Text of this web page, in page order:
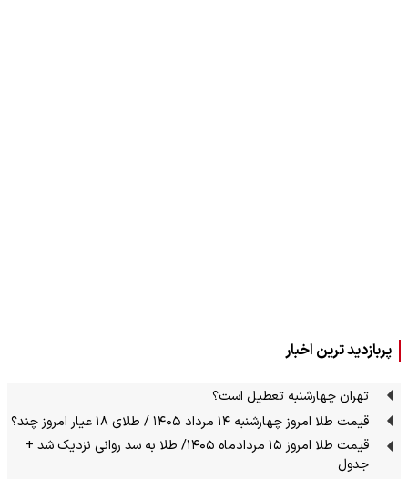
پربازدید ترین اخبار
تهران چهارشنبه تعطیل است؟
قیمت طلا امروز چهارشنبه ۱۴ مرداد ۱۴۰۵ / طلای ۱۸ عیار امروز چند؟
قیمت طلا امروز ۱۵ مردادماه ۱۴۰۵/ طلا به سد روانی نزدیک شد +
جدول